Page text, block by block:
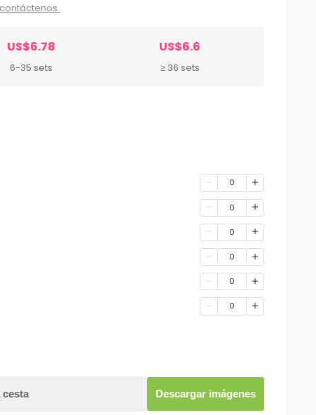
contáctenos.
US$6.78
6-35 sets
US$6.6
≥ 36 sets
0
0
0
0
0
0
cesta Descargar imágenes